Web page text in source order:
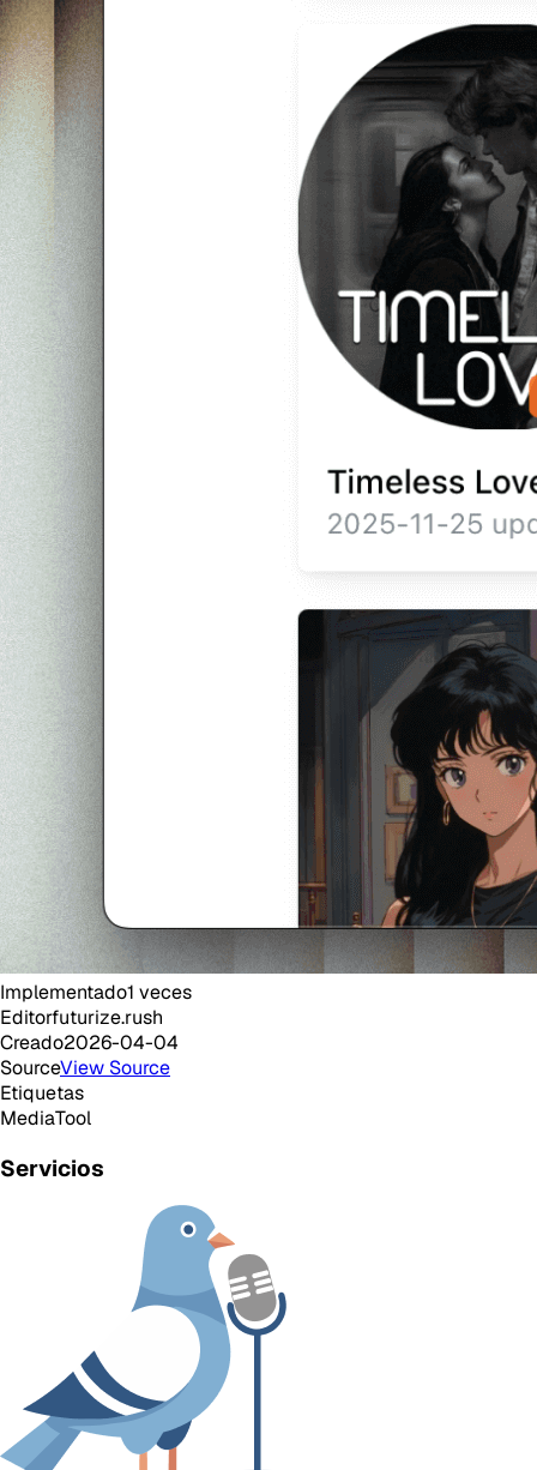
Implementado1 veces
Editorfuturize.rush
Creado2026-04-04
SourceView Source
Etiquetas
MediaTool
Servicios